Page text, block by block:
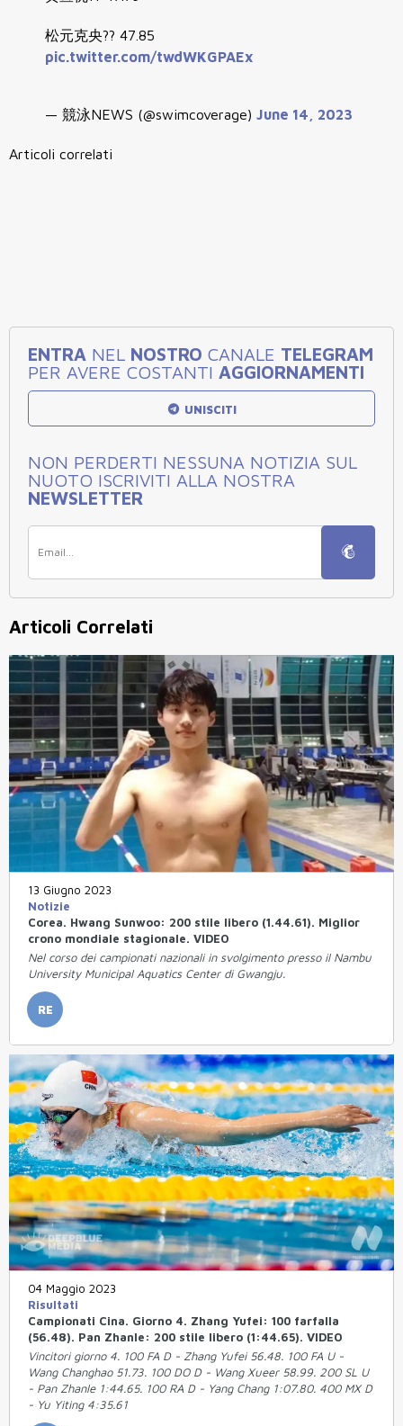
松元克央?? 47.85
pic.twitter.com/twdWKGPAEx
— 競泳NEWS (@swimcoverage) June 14, 2023
Articoli correlati
ENTRA NEL NOSTRO CANALE TELEGRAM
PER AVERE COSTANTI AGGIORNAMENTI
UNISCITI
NON PERDERTI NESSUNA NOTIZIA SUL
NUOTO ISCRIVITI ALLA NOSTRA
NEWSLETTER
Articoli Correlati
13 Giugno 2023
Notizie
Corea. Hwang Sunwoo: 200 stile libero (1.44.61). Miglior
crono mondiale stagionale. VIDEO
Nel corso dei campionati nazionali in svolgimento presso il Nambu
University Municipal Aquatics Center di Gwangju.
RE
04 Maggio 2023
Risultati
Campionati Cina. Giorno 4. Zhang Yufei: 100 farfalla
(56.48). Pan Zhanle: 200 stile libero (1:44.65). VIDEO
Vincitori giorno 4. 100 FA D - Zhang Yufei 56.48. 100 FA U -
Wang Changhao 51.73. 100 DO D - Wang Xueer 58.99. 200 SL U
- Pan Zhanle 1:44.65. 100 RA D - Yang Chang 1:07.80. 400 MX D
- Yu Yiting 4:35.61